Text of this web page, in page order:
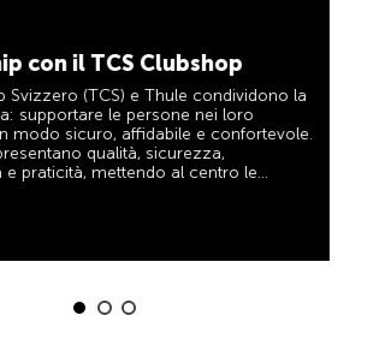
supportare le persone nei loro
in modo sicuro, affidabile e confortevole.
qualità, sicurezza,
e praticità, mettendo al centro le
viaggiatori e delle famiglie attive.
aiuto affidabile e pratico durante ogni spostamento.
prodotti sono facilmente riconoscibili nel negozio
all’etichetta «Always by my side».
ora